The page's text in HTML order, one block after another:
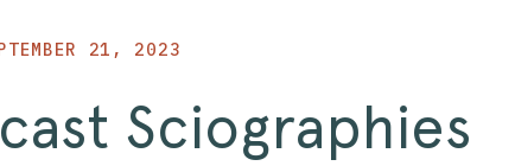
21, 2023
Sciographies